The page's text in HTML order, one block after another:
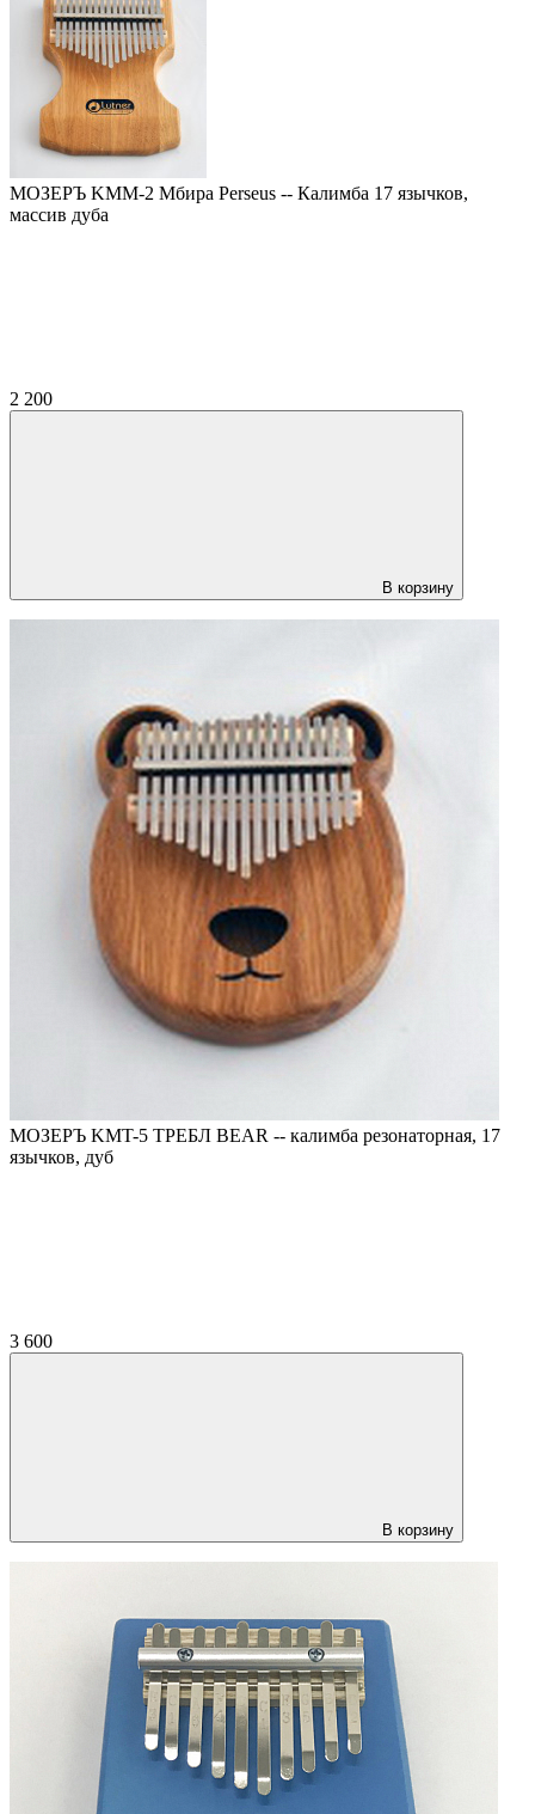
МОЗЕРЪ KMM-2 Мбира Perseus -- Калимба 17 язычков,
массив дуба
2 200
В корзину
МОЗЕРЪ KMT-5 ТРЕБЛ BEAR -- калимба резонаторная, 17
язычков, дуб
3 600
В корзину